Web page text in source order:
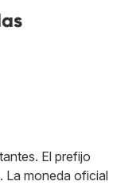
El prefijo
La moneda oficial